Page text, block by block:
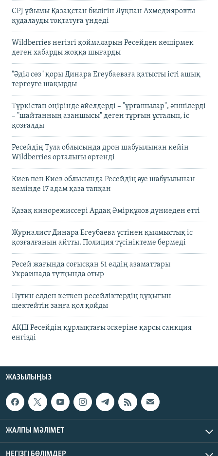
CPJ ұйымы Қазақстан билігін Лұқпан Ахмедияровты
қудалауды тоқтатуға үндеді
Wildberries негізгі қоймаларын Ресейден көшірмек
деген хабарды жоққа шығарды
"Әділ сөз" қоры Динара Егеубаеваға қатысты істі ашық
тергеуге шақырды
Түркістан өңірінде әйелдерді – "ұрғашылар", әншілерді
– "шайтанның азаншысы" деген тұрғын ұсталып, іс
қозғалды
Ресейдің Тула облысында дрон шабуылынан кейін
Wildberries орталығы өртенді
Киев пен Киев облысында Ресейдің әуе шабуылынан
кемінде 17 адам қаза тапқан
Қазақ кинорежиссері Ардақ Әмірқұлов дүниеден өтті
Журналист Динара Егеубаева үстінен қылмыстық іс
қозғалғанын айтты. Полиция түсініктеме бермеді
Ресей жағында соғысқан 51 елдің азаматтары
Украинада тұтқында отыр
Путин елден кеткен ресейліктердің құқығын
шектейтін заңға қол қойды
АҚШ Ресейдің құрлықтағы әскеріне қарсы санкция
енгізді
ЖАЗЫЛЫҢЫЗ
ЖАЛПЫ МӘЛІМЕТ
НЕГІЗГІ БӨЛІМДЕР